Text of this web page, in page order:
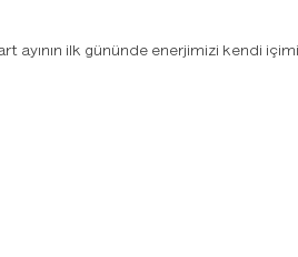
ilk gününde enerjimizi kendi